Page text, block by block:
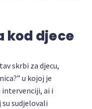
kod djece
skrbi za djecu,
u kojoj je
ai i
sudjelovali